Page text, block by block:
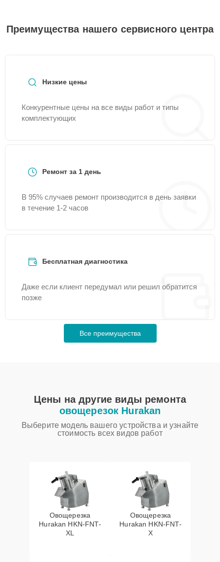
Преимущества нашего сервисного центра
Низкие цены
Конкурентные цены на все виды работ и типы
комплектующих
Ремонт за 1 день
В 95% случаев ремонт производится в день заявки
в течение 1-2 часов
Бесплатная диагностика
Даже если клиент передумал или решил обратится
позже
Все преимущества
Цены на другие виды ремонта
овощерезок Hurakan
Выберите модель вашего устройства и узнайте
стоимость всех видов работ
Овощерезка
Hurakan HKN-FNT-
XL
Овощерезка
Hurakan HKN-FNT-
X